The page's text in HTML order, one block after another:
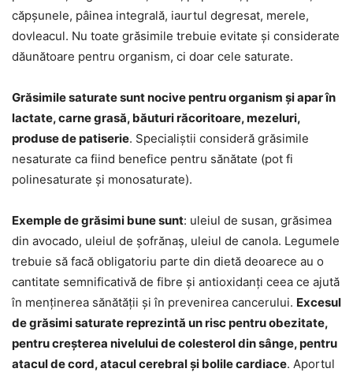
căpșunele, pâinea integrală, iaurtul degresat, merele,
dovleacul. Nu toate grăsimile trebuie evitate și considerate
dăunătoare pentru organism, ci doar cele saturate.
Grăsimile saturate sunt nocive pentru organism și apar în
lactate, carne grasă, băuturi răcoritoare, mezeluri,
produse de patiserie. Specialiștii consideră grăsimile
nesaturate ca fiind benefice pentru sănătate (pot fi
polinesaturate și monosaturate).
Exemple de grăsimi bune sunt: uleiul de susan, grăsimea
din avocado, uleiul de șofrănaș, uleiul de canola. Legumele
trebuie să facă obligatoriu parte din dietă deoarece au o
cantitate semnificativă de fibre și antioxidanți ceea ce ajută
în menținerea sănătății și în prevenirea cancerului. Excesul
de grăsimi saturate reprezintă un risc pentru obezitate,
pentru creșterea nivelului de colesterol din sânge, pentru
atacul de cord, atacul cerebral și bolile cardiace. Aportul